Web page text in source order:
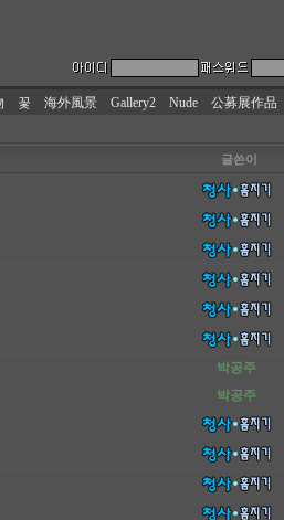
꽃 海外風景 Gallery2 Nude 公募展作品
글쓴이
박공주
박공주